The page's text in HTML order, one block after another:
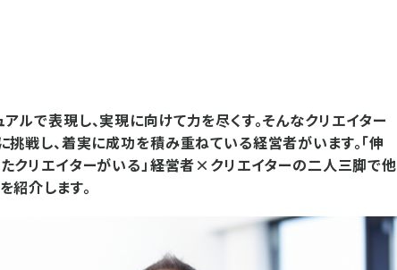
で表現し、実現に向けて力を尽くす。そんなクリエイター
戦し、着実に成功を積み重ねている経営者がいます。「伸
リエイターがいる」――経営者×クリエイターの二人三脚で他
紹介します。